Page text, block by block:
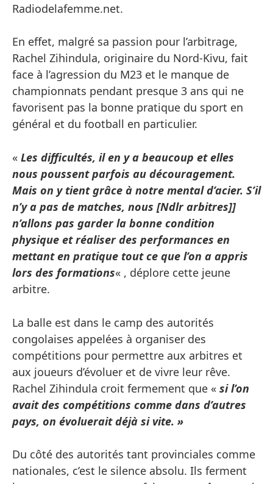
Radiodelafemme.net.
En effet, malgré sa passion pour l’arbitrage,
Rachel Zihindula, originaire du Nord-Kivu, fait
face à l’agression du M23 et le manque de
championnats pendant presque 3 ans qui ne
favorisent pas la bonne pratique du sport en
général et du football en particulier.
« Les difficultés, il en y a beaucoup et elles
nous poussent parfois au découragement.
Mais on y tient grâce à notre mental d’acier. S’il
n’y a pas de matches, nous [Ndlr arbitres]]
n’allons pas garder la bonne condition
physique et réaliser des performances en
mettant en pratique tout ce que l’on a appris
lors des formations« , déplore cette jeune
arbitre.
La balle est dans le camp des autorités
congolaises appelées à organiser des
compétitions pour permettre aux arbitres et
aux joueurs d’évoluer et de vivre leur rêve.
Rachel Zihindula croit fermement que « si l’on
avait des compétitions comme dans d’autres
pays, on évoluerait déjà si vite. »
Du côté des autorités tant provinciales comme
nationales, c’est le silence absolu. Ils ferment